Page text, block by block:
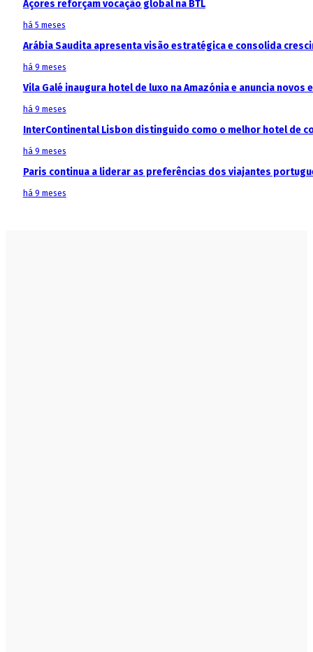
Açores reforçam vocação global na BTL
há 5 meses
Arábia Saudita apresenta visão estratégica e consolida
há 9 meses
Vila Galé inaugura hotel de luxo na Amazónia e anuncia
há 9 meses
InterContinental Lisbon distinguido como o melhor hotel de
há 9 meses
Paris continua a liderar as preferências dos viajantes
há 9 meses